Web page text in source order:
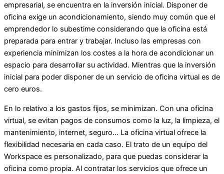
empresarial, se encuentra en la inversión inicial. Disponer de
oficina exige un acondicionamiento, siendo muy común que el
emprendedor lo subestime considerando que la oficina está
preparada para entrar y trabajar. Incluso las empresas con
experiencia minimizan los costes a la hora de acondicionar un
espacio para desarrollar su actividad. Mientras que la inversión
inicial para poder disponer de un servicio de oficina virtual es de
cero euros.
En lo relativo a los gastos fijos, se minimizan. Con una oficina
virtual, se evitan pagos de consumos como la luz, la limpieza, el
mantenimiento, internet, seguro… La oficina virtual ofrece la
flexibilidad necesaria en cada caso. El trato de un equipo del
Workspace es personalizado, para que puedas considerar la
oficina como propia. Al contratar los servicios que ofrece un